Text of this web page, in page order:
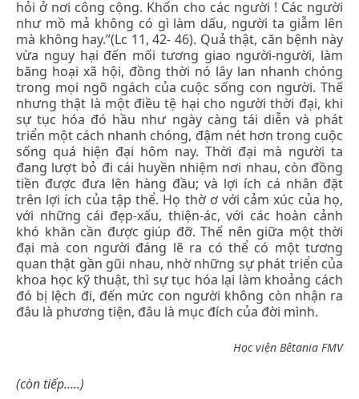
hỏi ở nơi công cộng. Khốn cho các người ! Các người
như mồ mả không có gì làm dấu, người ta giẫm lên
mà không hay.”(Lc 11, 42- 46). Quả thật, căn bệnh này
vừa nguy hại đến mối tương giao người-người, làm
băng hoại xã hội, đồng thời nó lây lan nhanh chóng
trong mọi ngõ ngách của cuộc sống con người. Thế
nhưng thật là một điều tệ hại cho người thời đại, khi
sự tục hóa đó hầu như ngày càng tái diễn và phát
triển một cách nhanh chóng, đậm nét hơn trong cuộc
sống quá hiện đại hôm nay. Thời đại mà người ta
đang lượt bỏ đi cái huyền nhiệm nơi nhau, còn đồng
tiền được đưa lên hàng đầu; và lợi ích cá nhân đặt
trên lợi ích của tập thể. Họ thờ ơ với cảm xúc của họ,
với những cái đẹp-xấu, thiện-ác, với các hoàn cảnh
khó khăn cần được giúp đỡ. Thế nên giữa một thời
đại mà con người đáng lẽ ra có thể có một tương
quan thật gần gũi nhau, nhờ những sự phát triển của
khoa học kỹ thuật, thì sự tục hóa lại làm khoảng cách
đó bị lệch đi, đến mức con người không còn nhận ra
đâu là phương tiện, đâu là mục đích của đời mình.
Học viện Bêtania FMV
(còn tiếp…..)